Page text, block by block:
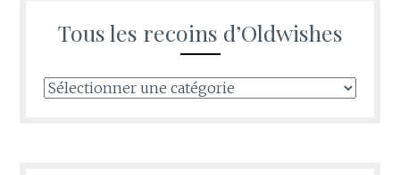
Tous les recoins d’Oldwishes
Tous